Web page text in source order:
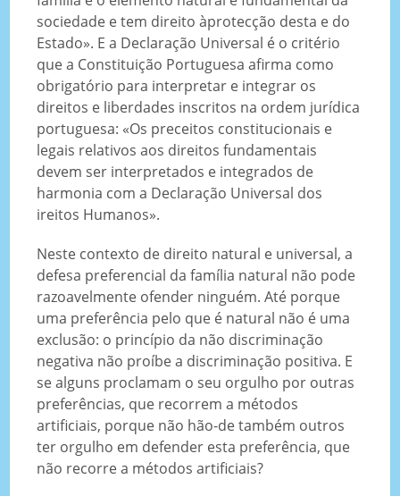
sociedade e tem direito àprotecção desta e do
Estado». E a Declaração Universal é o critério
que a Constituição Portuguesa afirma como
obrigatório para interpretar e integrar os
direitos e liberdades inscritos na ordem jurídica
portuguesa: «Os preceitos constitucionais e
legais relativos aos direitos fundamentais
devem ser interpretados e integrados de
harmonia com a Declaração Universal dos
ireitos Humanos».
Neste contexto de direito natural e universal, a
defesa preferencial da família natural não pode
razoavelmente ofender ninguém. Até porque
uma preferência pelo que é natural não é uma
exclusão: o princípio da não discriminação
negativa não proíbe a discriminação positiva. E
se alguns proclamam o seu orgulho por outras
preferências, que recorrem a métodos
artificiais, porque não hão-de também outros
ter orgulho em defender esta preferência, que
não recorre a métodos artificiais?